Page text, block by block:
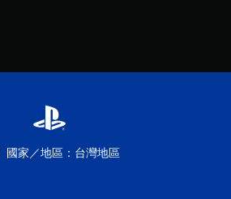
國家／地區：台灣地區